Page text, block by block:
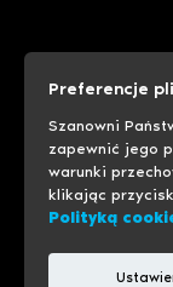
© 1999-2026
Preferencje
Szanowni
zapewnić jego
warunki
klikając
Polityką